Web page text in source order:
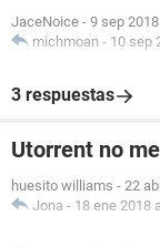
JaceNoice - 9 sep
michmoan - 10 sep
3 respuestas
Utorrent no
huesito williams - 22
Jona - 18 ene 2018